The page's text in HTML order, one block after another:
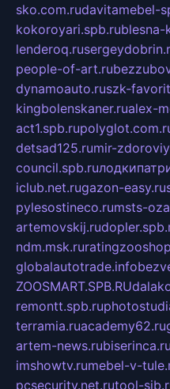
sko.com.rudavitamebel-
kokoroyari.spb.rublesna-
lenderoq.ru
people-of-art.ru
dynamoauto.ruszk-
kingbolenskaner.rualex-
act1.spb.ru
detsad125.rumir-
council.spb.ru
iclub.net.rugazon-easy.ru
pylesostineco.rumsts-
artemovskij.ru
ndm.msk.ru
globalautotrade.info
ZOOSMART.SPB.RU
remontt.spb.ru
terramia.ruacademy62.ru
artem-news.rubiserinca.ru
imshowtv.rumebel-v-
pcsecurity.net.rutool-